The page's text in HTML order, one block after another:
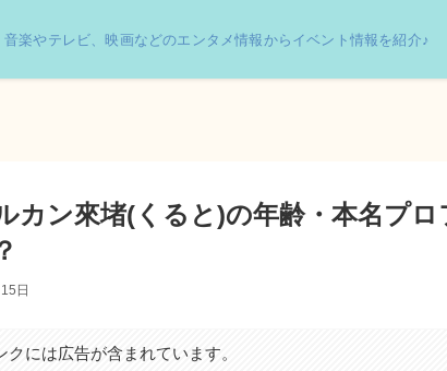
音楽やテレビ、映画などのエンタメ情報からイベント情報を紹介♪
カン來堵(くると)の年齢・本名プ
日
クには広告が含まれています。